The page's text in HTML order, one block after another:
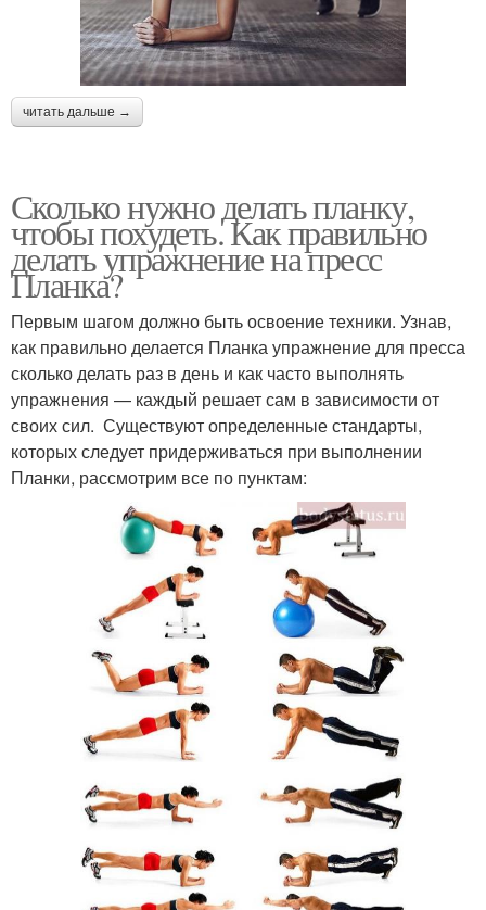
читать дальше →
Сколько нужно делать планку,
чтобы похудеть. Как правильно
делать упражнение на пресс
Планка?
Первым шагом должно быть освоение техники. Узнав,
как правильно делается Планка упражнение для пресса
сколько делать раз в день и как часто выполнять
упражнения — каждый решает сам в зависимости от
своих сил. Существуют определенные стандарты,
которых следует придерживаться при выполнении
Планки, рассмотрим все по пунктам: